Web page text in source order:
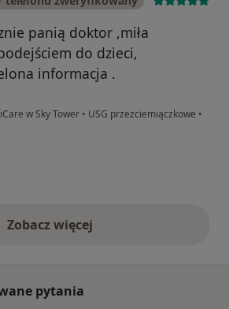
panią doktor ,miła
do dzieci,
informacja .
w Sky Tower • USG przezciemiączkowe •
Zobacz więcejopinie powyżej
pytania